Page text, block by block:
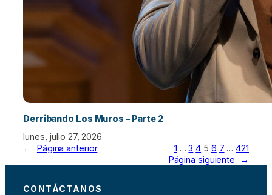
Derribando Los Muros – Parte 2
lunes, julio 27, 2026
←
Página anterior 1 … 3 4 5 6 7 … 421
Página siguiente
→
CONTÁCTANOS